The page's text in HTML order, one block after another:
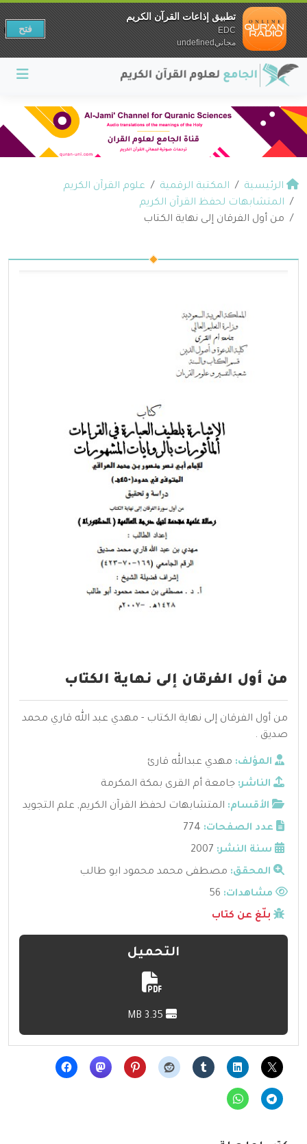
الرئيسية المكتبة الرقمية
علوم القرآن الكريم
المتشابهات لحفظ القرآن الكريم
من أول الفرقان إلى نهاية الكتاب
من أول الفرقان إلى نهاية الكتاب
من أول الفرقان إلى نهاية الكتاب - مهدي عبد الله قاري محمد
صديق .
المؤلف: مهدي عبدالله قارئ
الناشر: جامعة أم القرى بمكة المكرمة
الأقسام: المتشابهات لحفظ القرآن الكريم, علم التجويد
عدد الصفحات: 774
سنة النشر: 2007
المحقق: مصطفى محمد محمود ابو طالب
مشاهدات:
بلّغ عن كتاب
التحميل
تطبيق إذاعات القرآن الكريم
EDC
مجانيundefined
فتح